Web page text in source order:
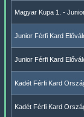
Magyar Kupa 1. -
Junior Férfi Kard
Junior Férfi Kard
Kadét Férfi Kard
Kadét Férfi Kard